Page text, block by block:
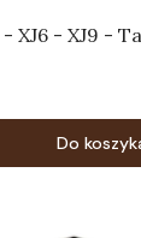
- XJ6 - XJ9 -
Do